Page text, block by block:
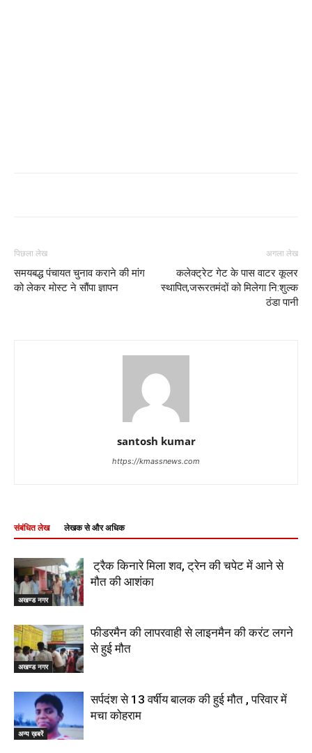
पिछला लेख
समयबद्ध पंचायत चुनाव कराने की मांग
को लेकर मोस्ट ने सौंपा ज्ञापन
अगला लेख
कलेक्ट्रेट गेट के पास वाटर कूलर
स्थापित,जरूरतमंदों को मिलेगा नि:शुल्क
ठंडा पानी
santosh kumar
https://kmassnews.com
संबंधित लेख लेखक से और अधिक
अखण्ड नगर
ट्रैक किनारे मिला शव, ट्रेन की चपेट में आने से
मौत की आशंका
अखण्ड नगर
फीडरमैन की लापरवाही से लाइनमैन की करंट लगने
से हुई मौत
अन्य ख़बरें
सर्पदंश से 13 वर्षीय बालक की हुई मौत , परिवार में
मचा कोहराम